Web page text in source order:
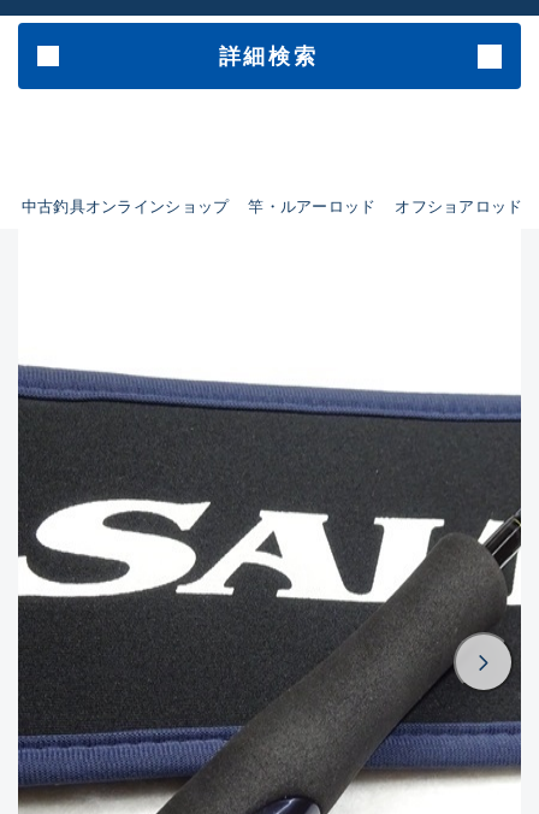
詳細検索
中古釣具オンラインショップ 竿・ルアーロッド オフショアロッド
イシグロ中川かの里店
イシグロカインズモール彦根店
イシグロ静岡中吉田店
イシグロ名東引山店
イシグロ豊田店
イシグロ豊橋向山店
イシグロ岐阜店
イシグロ高林店
イシグロ西尾店
イシグロ三河安城店
悪
使用感や傷のある一般的な中
C-
かなり使用感があり、全体的
に目立つ傷が多い品
D
著しく状態が悪いが使用はで
きるもの、改造品も含む
※ルアー、エギ、雑品、その他につきましては
ランク表記はございません。 状態は写真にて